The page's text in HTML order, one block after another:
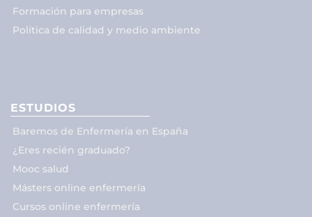
Formación para empresas
Política de calidad y medio ambiente
ESTUDIOS
Baremos de Enfermería en España
¿Eres recién graduado?
Mooc salud
Másters online enfermería
Cursos online enfermería